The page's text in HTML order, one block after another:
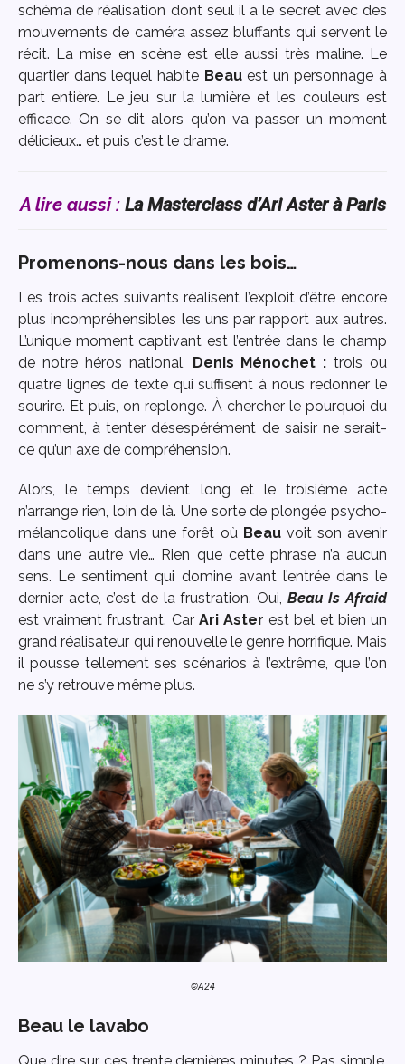
schéma de réalisation dont seul il a le secret avec des
mouvements de caméra assez bluffants qui servent le
récit. La mise en scène est elle aussi très maline. Le
quartier dans lequel habite Beauest un personnage à
part entière. Le jeu sur la lumière et les couleurs est
efficace. On se dit alors qu’on va passer un moment
délicieux… et puis c’est le drame.
A lire aussi : La Masterclass d’Ari Aster à Paris
Promenons-nous dans les bois…
Les trois actes suivants réalisent l’exploit d’être encore
plus incompréhensibles les uns par rapport aux autres.
L’unique moment captivant est l’entrée dans le champ
de notre héros national, Denis Ménochet :trois ou
quatre lignes de texte qui suffisent à nous redonner le
sourire. Et puis, on replonge. À chercher le pourquoi du
comment, à tenter désespérément de saisir ne serait-
ce qu’un axe de compréhension.
Alors, le temps devient long et le troisième acte
n’arrange rien, loin de là. Une sorte de plongée psycho-
mélancolique dans une forêt où Beauvoit son avenir
dans une autre vie… Rien que cette phrase n’a aucun
sens. Le sentiment qui domine avant l’entrée dans le
dernier acte, c’est de la frustration. Oui, Beau Is Afraid
est vraiment frustrant. Car Ari Aster est bel et bien un
grand réalisateur qui renouvelle le genre horrifique. Mais
il pousse tellement ses scénarios à l’extrême, que l’on
ne s’y retrouve même plus.
©A24
Beau le lavabo